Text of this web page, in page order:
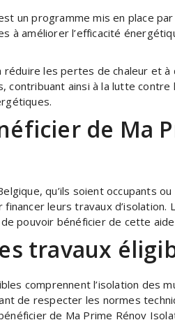
un programme mis en place
à améliorer l’efficacité
les pertes de chaleur et à
contribuant ainsi à la lutte contre
de Ma
qu’ils soient occupants
leurs travaux d’isolation.
pouvoir bénéficier de cette
travaux
comprennent l’isolation des
de respecter les normes
de Ma Prime Rénov